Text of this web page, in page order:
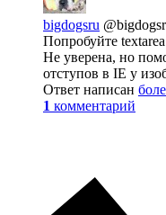
bigdogsru
Попробуйте
Не уверена, но
отступов в IE у
Ответ написан
1 комментарий